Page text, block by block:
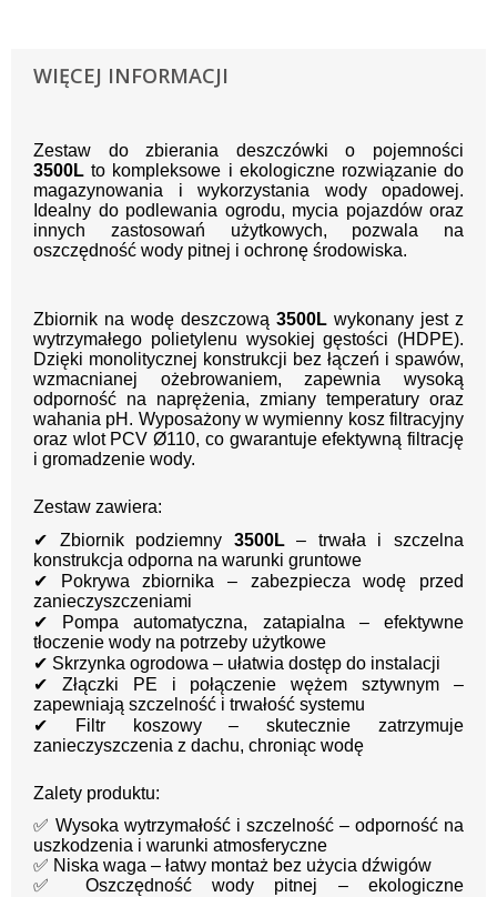
WIĘCEJ INFORMACJI
Zestaw do zbierania deszczówki o pojemności
3500L to kompleksowe i ekologiczne rozwiązanie do
magazynowania i wykorzystania wody opadowej.
Idealny do podlewania ogrodu, mycia pojazdów oraz
innych zastosowań użytkowych, pozwala na
oszczędność wody pitnej i ochronę środowiska.
Zbiornik na wodę deszczową 3500L wykonany jest z
wytrzymałego polietylenu wysokiej gęstości (HDPE).
Dzięki monolitycznej konstrukcji bez łączeń i spawów,
wzmacnianej ożebrowaniem, zapewnia wysoką
odporność na naprężenia, zmiany temperatury oraz
wahania pH. Wyposażony w wymienny kosz filtracyjny
oraz wlot PCV Ø110, co gwarantuje efektywną filtrację
i gromadzenie wody.
Zestaw zawiera:
✔ Zbiornik podziemny 3500L– trwała i szczelna
konstrukcja odporna na warunki gruntowe
✔ Pokrywa zbiornika – zabezpiecza wodę przed
zanieczyszczeniami
✔ Pompa automatyczna, zatapialna – efektywne
tłoczenie wody na potrzeby użytkowe
✔ Skrzynka ogrodowa – ułatwia dostęp do instalacji
✔ Złączki PE i połączenie wężem sztywnym –
zapewniają szczelność i trwałość systemu
✔ Filtr koszowy – skutecznie zatrzymuje
zanieczyszczenia z dachu, chroniąc wodę
Zalety produktu:
✅ Wysoka wytrzymałość i szczelność – odporność na
uszkodzenia i warunki atmosferyczne
✅ Niska waga – łatwy montaż bez użycia dźwigów
✅ Oszczędność wody pitnej – ekologiczne